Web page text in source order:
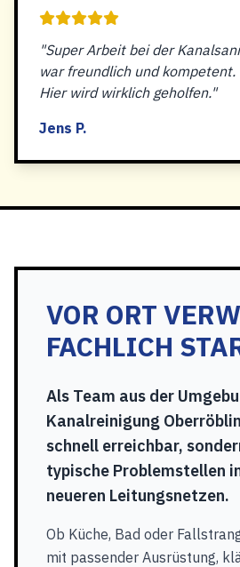
"Super Arbeit bei der
war freundlich und
Hier wird wirklich geholfen."
Jens P.
VOR ORT
FACHLICH
Als Team aus der
Kanalreinigung
schnell erreichbar,
typische Problemstellen
neueren Leitungsnetzen.
Ob Küche, Bad oder
mit passender Ausrüstung,